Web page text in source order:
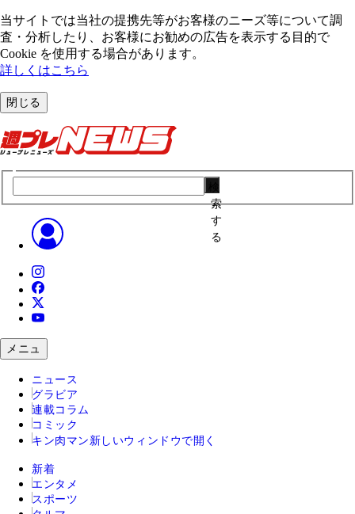
当サイトでは当社の提携先等がお客様のニーズ等について調
査・分析したり、お客様にお勧めの広告を表⽰する⽬的で
Cookie を使⽤する場合があります。
詳しくはこちら
閉じる
索
す
る
メニュ
ニュース
グラビア
連載コラム
コミック
キン肉マン 新しいウィンドウで開く
新着
エンタメ
スポーツ